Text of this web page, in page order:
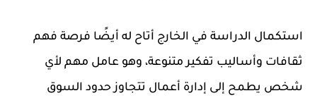
استكمال الدراسة في الخارج أتاح له أيضًا فرصة فهم
ثقافات وأساليب تفكير متنوعة، وهو عامل مهم لأي
شخص يطمح إلى إدارة أعمال تتجاوز حدود السوق